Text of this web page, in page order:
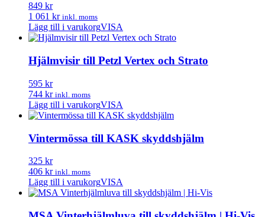
849 kr
1 061 kr inkl. moms
Lägg till i varukorgVISA
Hjälmvisir till Petzl Vertex och Strato
595 kr
744 kr inkl. moms
Lägg till i varukorgVISA
Vintermössa till KASK skyddshjälm
325 kr
406 kr inkl. moms
Lägg till i varukorgVISA